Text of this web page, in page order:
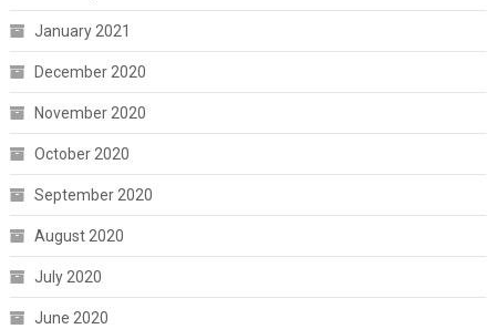
January 2021
December 2020
November 2020
October 2020
September 2020
August 2020
July 2020
June 2020